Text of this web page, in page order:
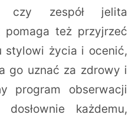
czy zespół jelita
pomaga też przyjrzeć
stylowi życia i ocenić,
go uznać za zdrowy i
program obserwacji
każdemu,